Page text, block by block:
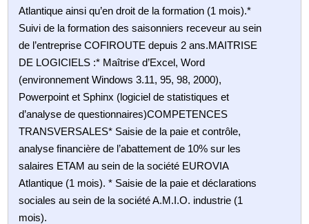
Atlantique ainsi qu’en droit de la formation (1 mois).*
Suivi de la formation des saisonniers receveur au sein
de l’entreprise COFIROUTE depuis 2 ans.MAITRISE
DE LOGICIELS :* Maîtrise d’Excel, Word
(environnement Windows 3.11, 95, 98, 2000),
Powerpoint et Sphinx (logiciel de statistiques et
d’analyse de questionnaires)COMPETENCES
TRANSVERSALES* Saisie de la paie et contrôle,
analyse financière de l’abattement de 10% sur les
salaires ETAM au sein de la société EUROVIA
Atlantique (1 mois). * Saisie de la paie et déclarations
sociales au sein de la société A.M.I.O. industrie (1
mois).